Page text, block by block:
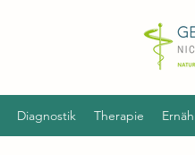
Diagnostik Therapie